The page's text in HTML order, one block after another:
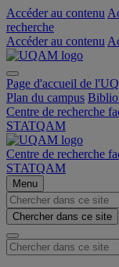
Accéder au contenu
recherche
Accéder au contenu
Page d'accueil de
Plan du campus
Centre de recherche
STATQAM
Centre de recherche
STATQAM
Menu
Chercher dans ce site